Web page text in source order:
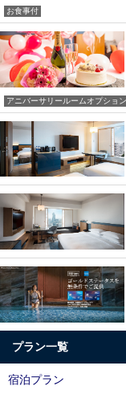
お食事付
アニバーサリールームオプション
プラン一覧
宿泊プラン